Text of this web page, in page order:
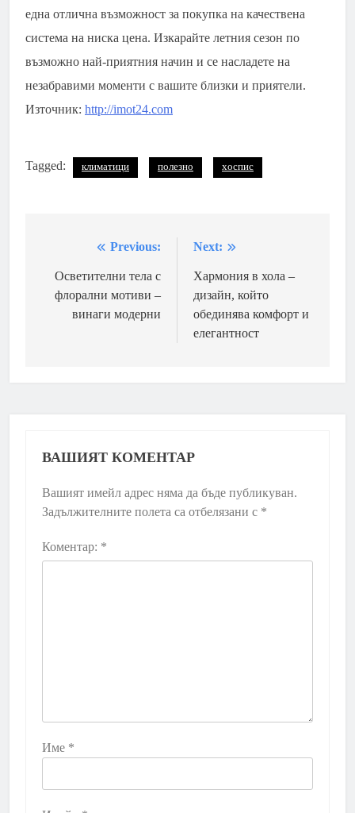
една отлична възможност за покупка на качествена
система на ниска цена. Изкарайте летния сезон по
възможно най-приятния начин и се насладете на
незабравими моменти с вашите близки и приятели.
Източник: http://imot24.com
Tagged: климатици полезно хоспис
Навигация
Previous:
Осветителни тела с
флорални мотиви –
винаги модерни
Next:
Хармония в хола –
дизайн, който
обединява комфорт и
елегантност
ВАШИЯТ КОМЕНТАР
Вашият имейл адрес няма да бъде публикуван.
Задължителните полета са отбелязани с *
Коментар: *
Име *